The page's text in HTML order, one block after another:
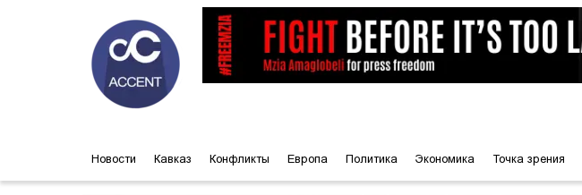
Новости Кавказ Конфликты Европа Политика Экономика Точка зрения